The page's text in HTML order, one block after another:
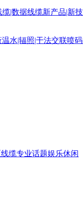
缆|数据线缆新产品|新
温水|辐照|干法交联喷
线缆专业话题娱乐休闲